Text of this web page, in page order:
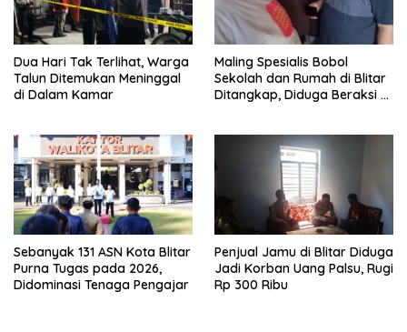
Dua Hari Tak Terlihat, Warga
Talun Ditemukan Meninggal
di Dalam Kamar
Maling Spesialis Bobol
Sekolah dan Rumah di Blitar
Ditangkap, Diduga Beraksi di
Sebanyak 131 ASN Kota Blitar
Purna Tugas pada 2026,
Didominasi Tenaga Pengajar
Penjual Jamu di Blitar Diduga
Jadi Korban Uang Palsu, Rugi
Rp 300 Ribu